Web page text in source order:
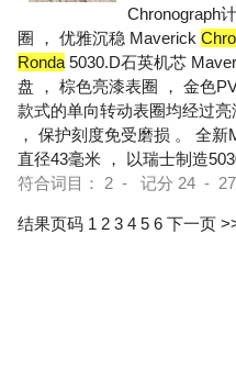
Chronograph
圈 ， 优雅沉稳 Maverick
Ronda 5030.D石英机芯
盘 ， 棕色亮漆表圈 ， 金色
款式的单向转动表圈均经过亮
， 保护刻度免受磨损 。 全
直径43毫米 ， 以瑞士制造
符合词目： 2 - 记分 24 -
结果页码 1 2 3 4 5 6 下一页